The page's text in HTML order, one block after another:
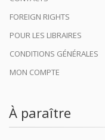
FOREIGN RIGHTS
POUR LES LIBRAIRES
CONDITIONS GÉNÉRALES
MON COMPTE
À paraître